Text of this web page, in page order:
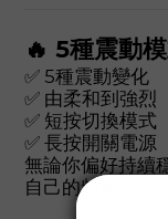
🔥 5種震動
✅ 5種震動變化
✅ 由柔和到強烈
✅ 短按切換模式
✅ 長按開關電源
無論你偏好持續
自己的頻率。